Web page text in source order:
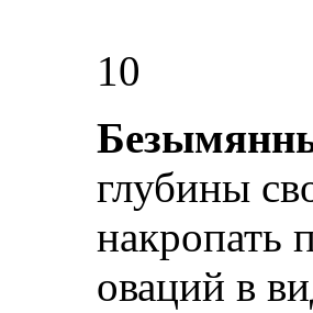
10
глубины
накропать
оваций в